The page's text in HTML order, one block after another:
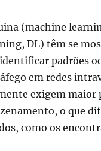
(machine
DL) têm se
padrões
em redes
exigem maior
o que
como os